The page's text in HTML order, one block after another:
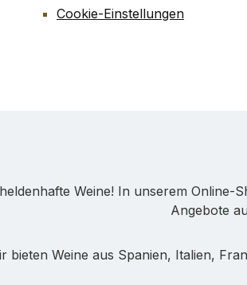
Cookie-Einstellungen
Weine! In unserem Online-
Angebote
bieten Weine aus Spanien, Italien,